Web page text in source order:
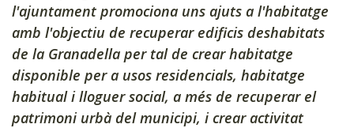
Composició
Àrees de treball
Informacions oficials
Pregons
Seu electrònica
l'ajuntament promociona uns ajuts a l'habitatge
amb l'objectiu de recuperar edificis deshabitats
de la Granadella per tal de crear habitatge
disponible per a usos residencials, habitatge
habitual i lloguer social, a més de recuperar el
patrimoni urbà del municipi, i crear activitat